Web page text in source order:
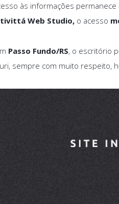
às informações
Web Studio, o acesso
Passo Fundo/RS, o escritório
sempre com muito respeito,